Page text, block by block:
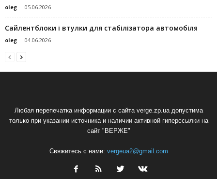
oleg - 05.06.2026
Сайлентблоки і втулки для стабілізатора автомобіля
oleg - 04.06.2026
Любая перепечатка информации с сайта verge.zp.ua допустима
только при указании источника и наличии активной гиперссылки на
сайт "ВЕРЖЕ"
Свяжитесь с нами: vergeua2@gmail.com